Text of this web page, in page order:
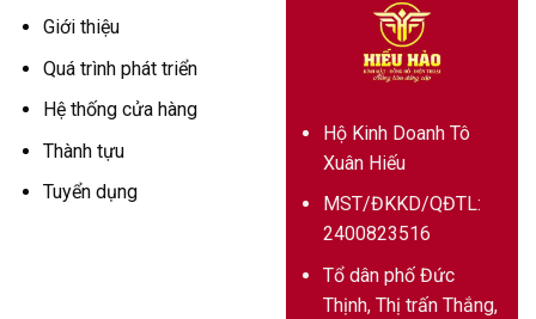
Giới thiệu
Quá trình phát triển
Hệ thống cửa hàng
Thành tựu
Tuyển dụng
Hộ Kinh Doanh Tô
Xuân Hiếu
MST/ĐKKD/QĐTL:
2400823516
Tổ dân phố Đức
Thịnh, Thị trấn Thắng,